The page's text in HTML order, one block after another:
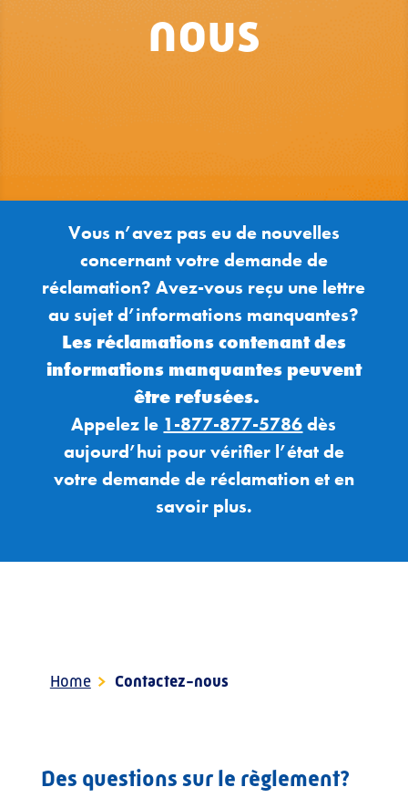
nous
Vous n’avez pas eu de nouvelles
concernant votredemande de
réclamation? Avez-vous reçu une lettre
au sujet d’informations manquantes?
Les réclamationscontenantdes
informations manquantes peuvent
être refusées.
Appelez le 1-877-877-5786 dès
aujourd’hui pour vérifier l’état de
votredemande de réclamation eten
savoir plus.
Home > Contactez-nous
Des questions sur le règlement?